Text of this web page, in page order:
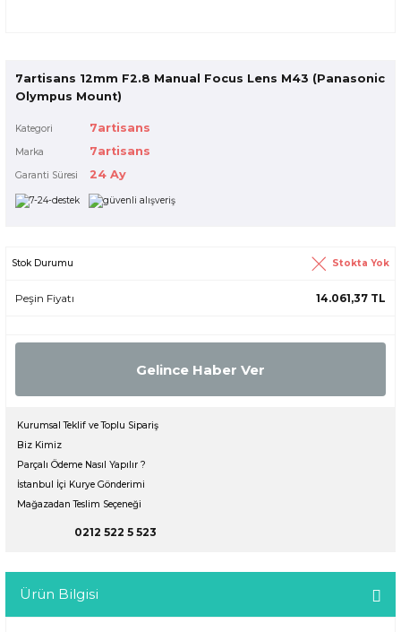
7artisans 12mm F2.8 Manual Focus Lens M43 (Panasonic
Olympus Mount)
Kategori 7artisans
Marka 7artisans
Garanti Süresi 24 Ay
Stok Durumu Stokta Yok
Peşin Fiyatı 14.061,37 TL
Gelince Haber Ver
Kurumsal Teklif ve Toplu Sipariş
Biz Kimiz
Parçalı Ödeme Nasıl Yapılır ?
İstanbul İçi Kurye Gönderimi
Mağazadan Teslim Seçeneği
0212 522 5 523
Ürün Bilgisi